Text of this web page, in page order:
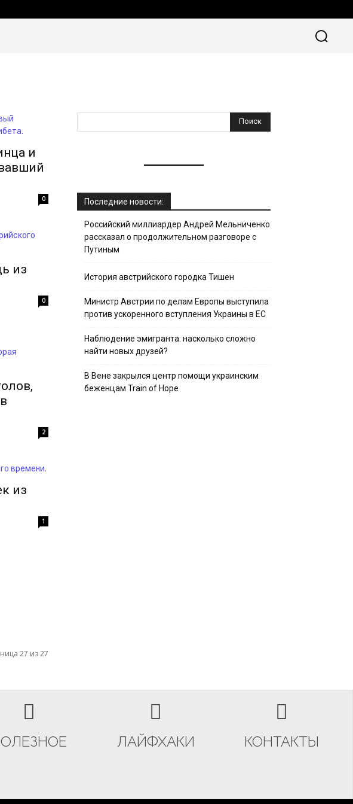
и
0
из
0
2
из
1
27 из 27
Последние новости:
Российский миллиардер Андрей Мельниченко
рассказал о продолжительном разговоре с
Путиным
История австрийского городка Тишен
Министр Австрии по делам Европы выступила
против ускоренного вступления Украины в ЕС
Наблюдение эмигранта: насколько сложно
найти новых друзей?
В Вене закрылся центр помощи украинским
беженцам Train of Hope
ЛАЙФХАКИ КОНТАКТЫ